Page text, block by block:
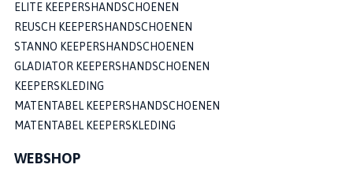
ELITE KEEPERSHANDSCHOENEN
REUSCH KEEPERSHANDSCHOENEN
STANNO KEEPERSHANDSCHOENEN
GLADIATOR KEEPERSHANDSCHOENEN
KEEPERSKLEDING
MATENTABEL KEEPERSHANDSCHOENEN
MATENTABEL KEEPERSKLEDING
WEBSHOP